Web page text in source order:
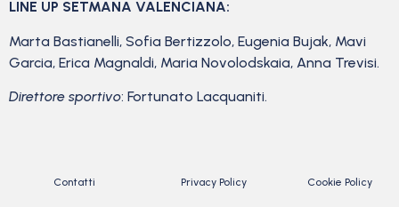
LINE UP SETMANA VALENCIANA:
Marta Bastianelli, Sofia Bertizzolo, Eugenia Bujak, Mavi
Garcia, Erica Magnaldi, Maria Novolodskaia, Anna Trevisi.
Direttore sportivo: Fortunato Lacquaniti.
Contatti Privacy Policy Cookie Policy